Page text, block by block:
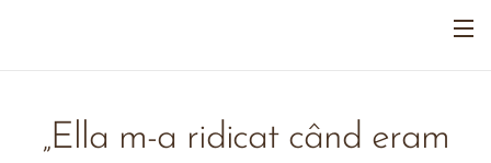
„Ella m-a ridicat când eram